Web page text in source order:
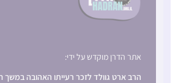
אתר הדרן מוקדש על ידי:
הרב ארט גוולד לזכר רעייתו האהובה במשך